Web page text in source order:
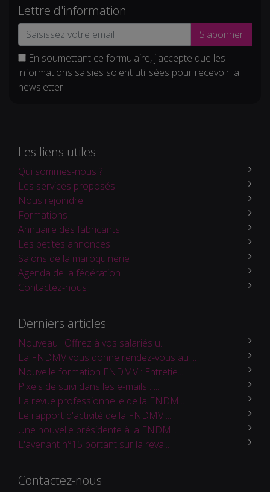
Lettre d'information
S'abonner
En soumettant ce formulaire, j'accepte que les
informations saisies soient utilisées pour recevoir la
newsletter.
Les liens utiles
Qui sommes-nous ?
Les services proposés
Nous rejoindre
Formations
Annuaire des fabricants
Les petites annonces
Salons de la maroquinerie
Agenda de la fédération
Contactez-nous
Derniers articles
Nouveau ! Offrez à vos salariés u...
La FNDMV vous donne rendez-vous au ...
Nouvelle formation FNDMV : Entretie...
Pixels de suivi dans les e-mails : ...
La revue professionnelle de la FNDM...
Le rapport d'activité de la FNDMV ...
Une nouvelle présidente à la FNDM...
L'avenant n°15 portant sur la reva...
Contactez-nous